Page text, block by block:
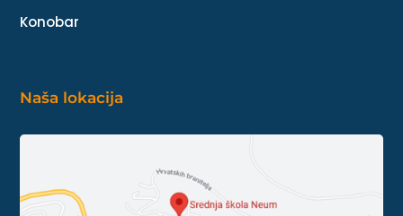
Konobar
Naša lokacija